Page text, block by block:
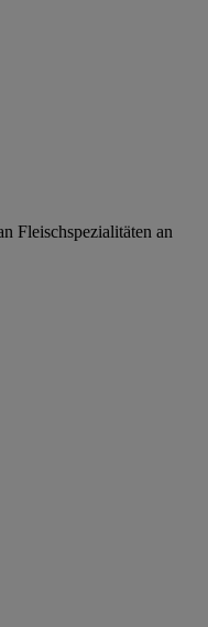
Fleischspezialitäten an